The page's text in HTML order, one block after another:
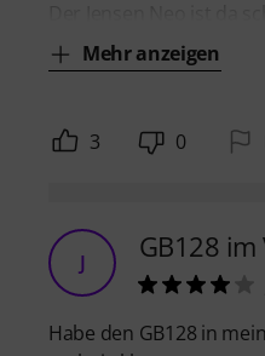
Mehr anzeigen
3 0
J GB128 im
Habe den GB128 in